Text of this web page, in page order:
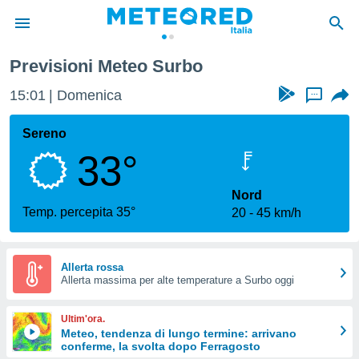
di
per
le
di
Web
le
Previsioni Meteo Surbo
15:01 Domenica ...
Sereno
33°
Temp. percepita 35°
Nord
20
45 km/h
Allerta rossa
Allerta massima per alte temperature a Surbo oggi
Ultim'ora.
Meteo, tendenza di lungo termine: arrivano
conferme, la svolta dopo Ferragosto